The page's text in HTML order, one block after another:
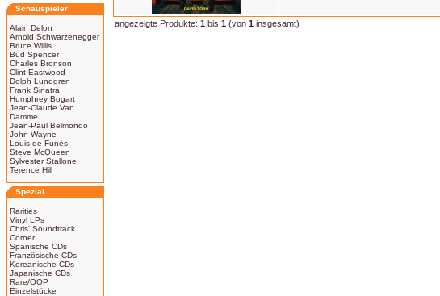
Schauspieler
Alain Delon
Arnold Schwarzenegger
Bruce Willis
Bud Spencer
Charles Bronson
Clint Eastwood
Dolph Lundgren
Frank Sinatra
Humphrey Bogart
Jean-Claude Van
Damme
Jean-Paul Belmondo
John Wayne
Louis de Funès
Steve McQueen
Sylvester Stallone
Terence Hill
Spezial
Rarities
Vinyl LPs
Chris' Soundtrack
Corner
Spanische CDs
Französische CDs
Koreanische CDs
Japanische CDs
Rare/OOP
Einzelstücke
angezeigte Produkte: 1 bis 1 (von 1 insgesamt)